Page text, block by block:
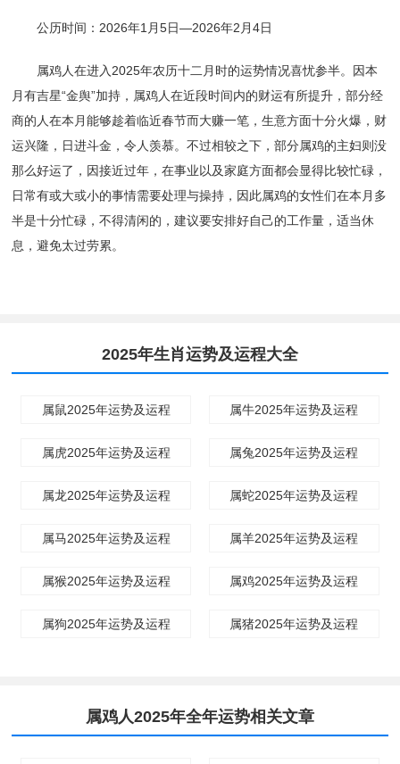
公历时间：2026年1月5日—2026年2月4日
属鸡人在进入2025年农历十二月时的运势情况喜忧参半。因本
月有吉星“金舆”加持，属鸡人在近段时间内的财运有所提升，部分经
商的人在本月能够趁着临近春节而大赚一笔，生意方面十分火爆，财
运兴隆，日进斗金，令人羡慕。不过相较之下，部分属鸡的主妇则没
那么好运了，因接近过年，在事业以及家庭方面都会显得比较忙碌，
日常有或大或小的事情需要处理与操持，因此属鸡的女性们在本月多
半是十分忙碌，不得清闲的，建议要安排好自己的工作量，适当休
息，避免太过劳累。
2025年生肖运势及运程大全
属鼠2025年运势及运程 属牛2025年运势及运程
属虎2025年运势及运程 属兔2025年运势及运程
属龙2025年运势及运程 属蛇2025年运势及运程
属马2025年运势及运程 属羊2025年运势及运程
属猴2025年运势及运程 属鸡2025年运势及运程
属狗2025年运势及运程 属猪2025年运势及运程
属鸡人2025年全年运势相关文章